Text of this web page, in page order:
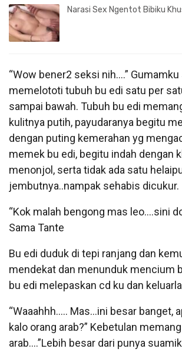
Narasi Sex Ngentot Bibiku
“Wow bener2 seksi nih….” Gumamku
memelototi tubuh bu edi satu per
sampai bawah. Tubuh bu edi
kulitnya putih, payudaranya begitu
dengan puting kemerahan yg
memek bu edi, begitu indah dengan
menonjol, serta tidak ada satu
jembutnya..nampak sehabis dicukur.
“Kok malah bengong mas leo….sini
Sama Tante
Bu edi duduk di tepi ranjang dan
mendekat dan menunduk mencium
bu edi melepaskan cd ku dan
“Waaahhh….. Mas…ini besar banget,
kalo orang arab?” Kebetulan
arab….”Lebih besar dari punya